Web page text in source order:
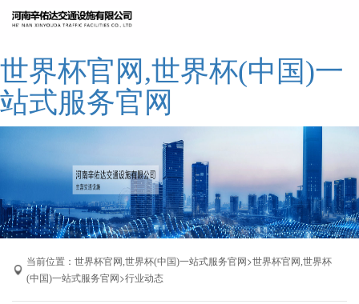
世界杯官网,世界杯(中国)一
站式服务官网
网站世界杯官网,世界杯(中国)一站式服
务官网
公司简介
世界杯官网,世界杯(中国)一站式服务官
产品展示
成功案例
厂区展示
当前位置： 世界杯官网,世界杯(中国)一站式服务官网 >世界杯官网,世界杯
(中国)一站式服务官网 >行业动态